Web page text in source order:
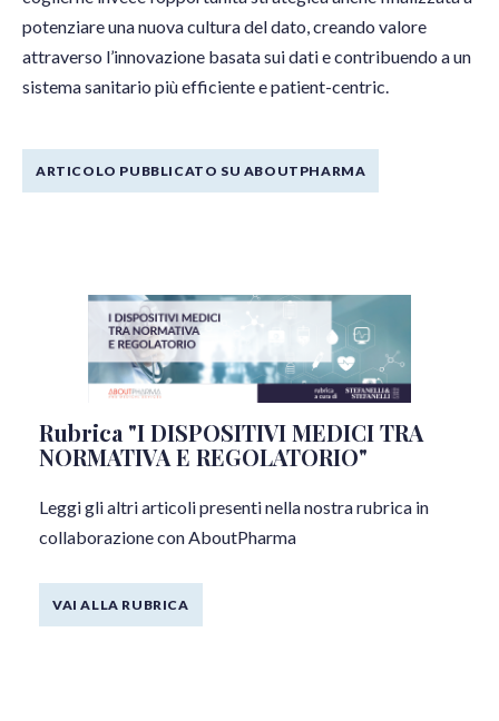
potenziare una nuova cultura del dato, creando valore
attraverso l’innovazione basata sui dati e contribuendo a un
sistema sanitario più efficiente e patient-centric.
ARTICOLO PUBBLICATO SU ABOUTPHARMA
Rubrica "I DISPOSITIVI MEDICI TRA
NORMATIVA E REGOLATORIO"
Leggi gli altri articoli presenti nella nostra rubrica in
collaborazione con AboutPharma
VAI ALLA RUBRICA